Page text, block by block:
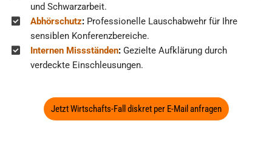
und Schwarzarbeit.
Abhörschutz: Professionelle Lauschabwehr für Ihre
sensiblen Konferenzbereiche.
Internen Missständen: Gezielte Aufklärung durch
verdeckte Einschleusungen.
Jetzt Wirtschafts-Fall diskret per E-Mail anfragen